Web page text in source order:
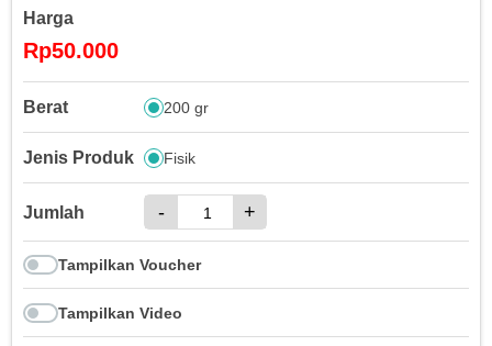
Harga
Rp50.000
Berat 200 gr
Jenis Produk Fisik
Jumlah - +
Tampilkan Voucher
Tampilkan Video